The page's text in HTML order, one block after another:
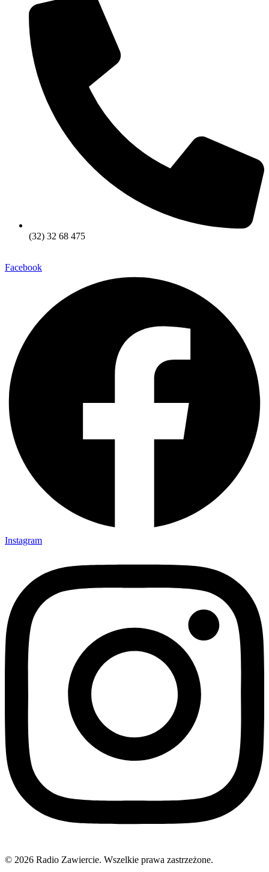
(32) 32 68 475
Facebook
Instagram
© 2026 Radio Zawiercie. Wszelkie prawa zastrzeżone.